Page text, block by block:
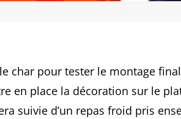
char pour tester le montage
en place la décoration sur le
suivie d’un repas froid pris